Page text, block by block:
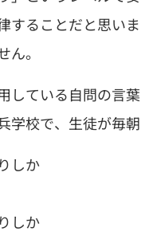
することだと思い
。
している自問の言
校で、生徒が毎朝
しか
しか